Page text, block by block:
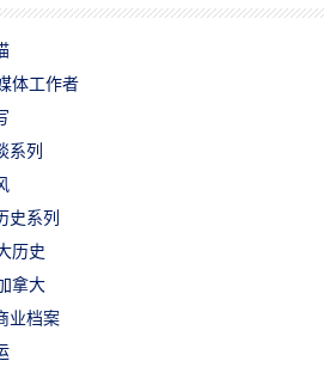
体工作者
系列
史系列
历史
拿大
业档案